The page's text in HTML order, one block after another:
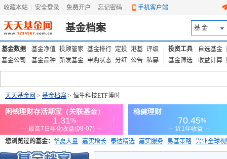
收藏本站 安全登录 免费开户 忘记密码 手机客户端
基金档案 基 金
基金数据 基金净值 投顾管家 基金排行 定投 港基 评级
基金公司
基金品种 新发基金 申购状态 分红 公告 私募
投资工具 自选基金
基金筛选
收益计算
天天基金网 > 基金档案 > 恒生科技ETF博时
您浏览过的基金： 华夏大盘 嘉实增长 泰达精选 嘉实服务 易基策略 兴业全球
添富优势 华安宏利 上证180价值ETF